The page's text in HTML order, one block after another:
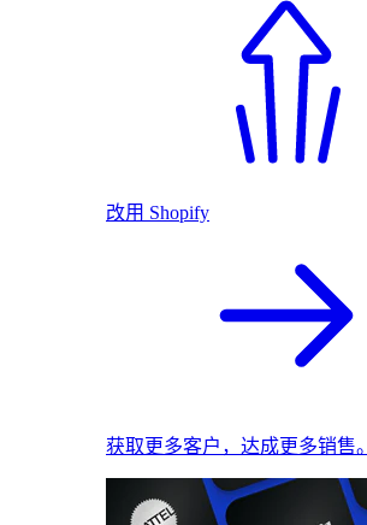
改用 Shopify
获取更多客户，达成更多销售。